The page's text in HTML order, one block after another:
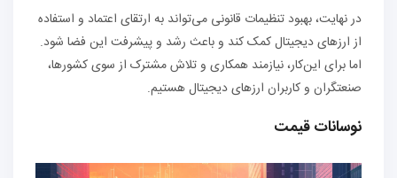
در نهایت، بهبود تنظیمات قانونی می‌تواند به ارتقای اعتماد و استفاده
از ارزهای دیجیتال کمک کند و باعث رشد و پیشرفت این فضا شود.
اما برای این‌کار، نیازمند همکاری و تلاش مشترک از سوی کشورها،
صنعتگران و کاربران ارزهای دیجیتال هستیم.
نوسانات قیمت